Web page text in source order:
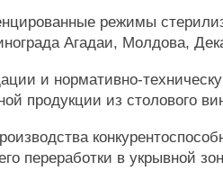
режимы
Агадаи, Молдова,
и нормативно-
продукции из столового
переработки в укрывной